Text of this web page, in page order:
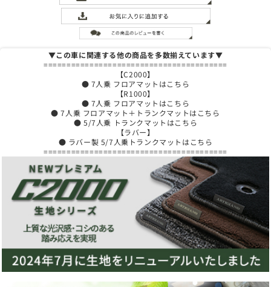
▼この車に関連する他の商品を多数揃えています▼
========================================
【C2000】
● 7人乗 フロアマットはこちら
【R1000】
● 7人乗 フロアマットはこちら
● 7人乗 フロアマット＋トランクマットはこちら
● 5/7人乗 トランクマットはこちら
【ラバー】
● ラバー製 5/7人乗トランクマットはこちら
========================================